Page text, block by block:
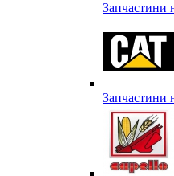
Запчастини
Запчастини